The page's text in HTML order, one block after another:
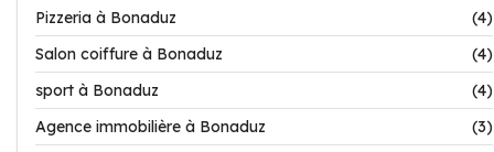
Pizzeria à Bonaduz
(4)
Salon coiffure à Bonaduz
(4)
sport à Bonaduz
(4)
Agence immobilière à Bonaduz
(3)